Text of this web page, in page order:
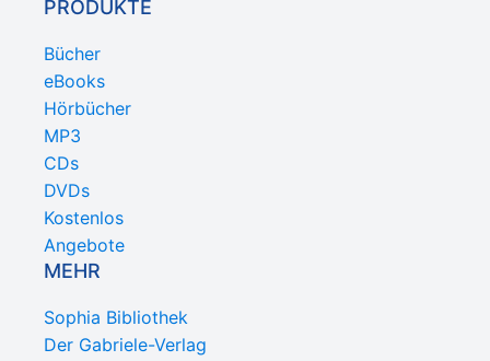
PRODUKTE
Bücher
eBooks
Hörbücher
MP3
CDs
DVDs
Kostenlos
Angebote
MEHR
Sophia Bibliothek
Der Gabriele-Verlag